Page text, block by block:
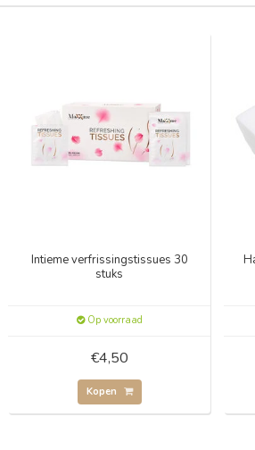
Intieme verfrissingstissues 30
stuks
Op voorraad
€4,50
Kopen